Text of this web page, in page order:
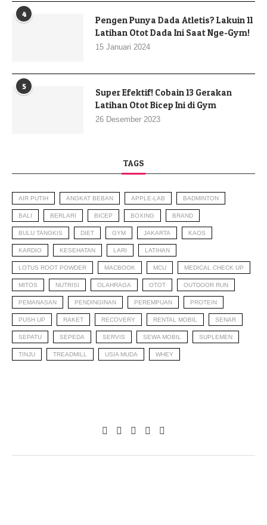
4
Pengen Punya Dada Atletis? Lakuin 11
Latihan Otot Dada Ini Saat Nge-Gym!
15 Januari 2024
5
Super Efektif! Cobain 13 Gerakan
Latihan Otot Bicep Ini di Gym
26 Desember 2023
TAGS
AIR PUTIH ANGKAT BEBAN APPLE-LAB BADMINTON
BALI BERLARI BICEP BOXING BRAND
BULU TANGKIS DIET GYM JAKARTA KAOS
KARDIO KESEHATAN LARI LATIHAN
LOTUS ROOT POWDER MACBOOK MCU MEDICAL CHECK UP
MITOS NUTRISI OLAHRAGA OTOT OUTDOOR RUN
PEMANASAN PENDINGINAN PEREMPUAN PROTEIN
PUSH UP RAKET RECOVERY RENTAL MOBIL SENAR
SEPATU SEPEDA SERVIS SEWA MOBIL SUPLEMEN
TINJU TREADMILL USIA MUDA WHEY